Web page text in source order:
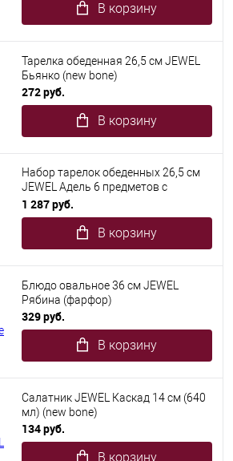
В корзину
Тарелка обеденная 26,5 см JEWEL
Бьянко (new bone)
272 руб.
В корзину
Набор тарелок обеденных 26,5 см
JEWEL Адель 6 предметов с
золотом (new bone)
1 287 руб.
В корзину
Блюдо овальное 36 см JEWEL
Рябина (фарфор)
329 руб.
В корзину
Салатник JEWEL Каскад 14 см (640
мл) (new bone)
134 руб.
В корзину